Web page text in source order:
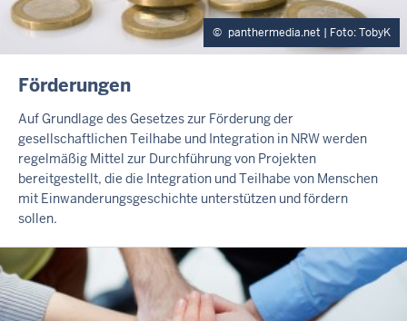
panthermedia.net | Foto: TobyK
I
H
L
T
S
S
E
T
E
Förderungen
Auf Grundlage des Gesetzes zur Förderung der
gesellschaftlichen Teilhabe und Integration in NRW werden
regelmäßig Mittel zur Durchführung von Projekten
bereitgestellt, die die Integration und Teilhabe von Menschen
mit Einwanderungsgeschichte unterstützen und fördern
sollen.